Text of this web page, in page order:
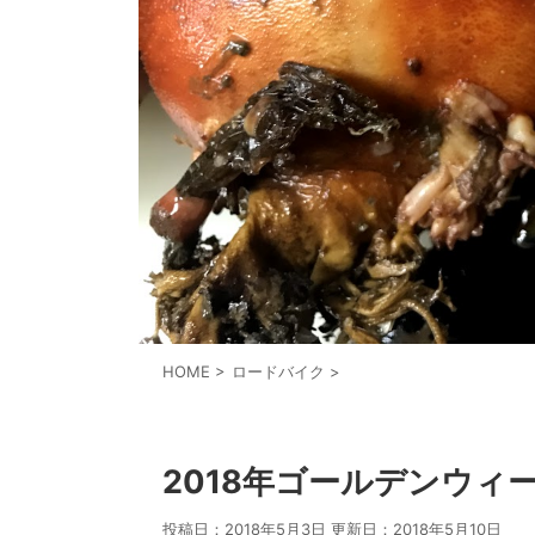
HOME > ロードバイク >
2018年ゴールデンウィ
投稿日：2018年5月3日 更新日： 2018年5月10日